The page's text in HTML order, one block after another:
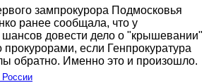
зампрокурора Подмосковья
ранее сообщала, что у
довести дело о "крышевании"
прокурорами, если Генпрокуратура
обратно. Именно это и произошло.
России